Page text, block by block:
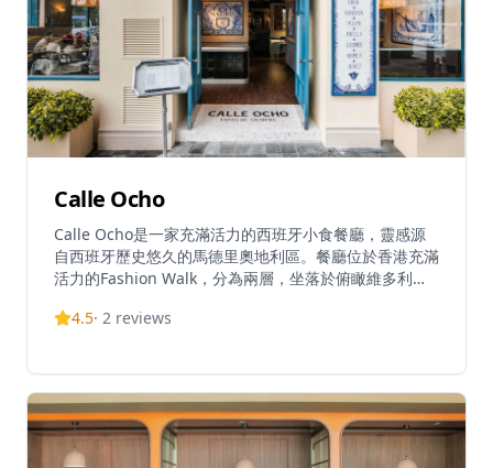
Calle Ocho
Calle Ocho是一家充滿活力的西班牙小食餐廳，靈感源
自西班牙歷史悠久的馬德里奧地利區。餐廳位於香港充滿
活力的Fashion Walk，分為兩層，坐落於俯瞰維多利亞
亞氛圍，如寬敞的廣場、狹窄的街道和溫暖宜人的空間。
餐廳提供tapas de siempre（傳統小食），具有令人難
以置信的靈活性和多樣性。菜單包括午餐選項（週一至四
11:30-14:45，週五至六11:30-15:15）、下午茶餐單（每
日15:00-17:30）、晚餐服務、週日早午餐和兒童餐單。
4.5· 2 reviews